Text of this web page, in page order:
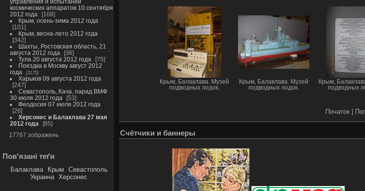
космических аппаратов 10 сентября
2012 года
108
Крым, осень-зима 2012 года
101
Крым, весна-лето 2012 года
342
Шахты, Ростовская область, 21
августа 2012 года
36
Тула 20 августа 2012 года
75
Поездка в Москву август 2012
года
1175
Харьков 09 августа 2012 года
247
Севастополь, Кача, парад ВМФ
30 июля 2012 года
53
Феодосия 07 июля 2012 года
26
Херсонес и Балаклава 27 мая
2012 года
85
17767 зображень
Пов'язані теґи
Балаклава Крым
Севастополь
Украина
Херсонес
Крым, Балаклава. Музей
подводных лодок.
Крым, Балаклава. Музей
подводных лодок.
Крым,
подводных
Початок |
Счётчики и баннеры